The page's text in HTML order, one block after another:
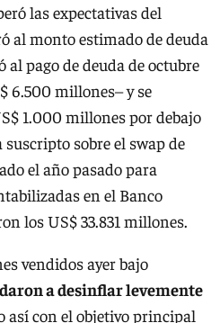
las expectativas del
al monto estimado de deuda
al pago de deuda de octubre
6.500 millones– y se
1.000 millones por debajo
sobre el swap de
el año pasado para
en el Banco
los US$ 33.831 millones.
vendidos ayer bajo
a desinflar levemente
así con el objetivo principal